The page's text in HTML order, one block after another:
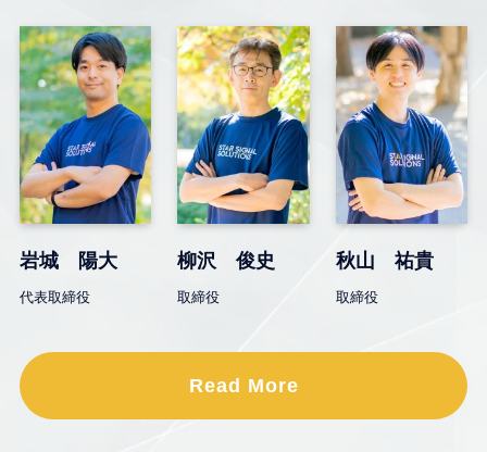
岩城 陽大
代表取締役
柳沢 俊史
取締役
秋山 祐貴
取締役
Read More